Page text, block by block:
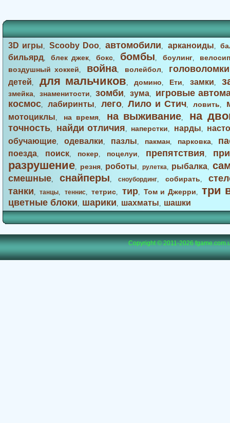
3D игры,Scooby Doo,автомобили, арканоиды,
бильярд,блек джек,бокс, бомбы, боулинг,
воздушный хоккей, война, волейбол, головоломки
детей, для мальчиков, домино, Ети, замки,
змейка, знаменитости,зомби, зума,
игровые
космос, лабиринты, лего,Лило и Стич,ловить,
мотоциклы, на время, на выживание, на
точность, найди отличия, наперстки, нарды,
обучающие, одевалки, пазлы, пакман, парковка,
поезда, поиск, покер, поцелуи, препятствия,
разрушение, резня, роботы, рулетка, рыбалка,
смешные, снайперы, сноубординг, собирать,
танки,танцы, теннис,тетрис, тир,Том и Джерри, три
цветные блоки, шарики, шахматы, шашки
Copyright © 2011-2026